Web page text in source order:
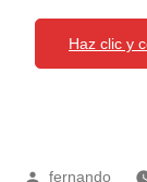
Haz clic y
fernando